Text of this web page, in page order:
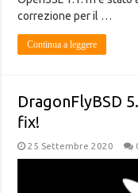
correzione per il …
Continua a leggere
DragonFlyBSD
fix!
25 Settembre 2020